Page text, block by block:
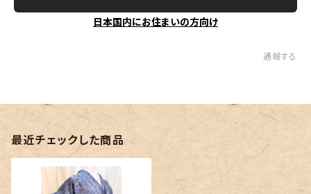
日本国内にお住まいの方向け
通報する
最近チェックした商品